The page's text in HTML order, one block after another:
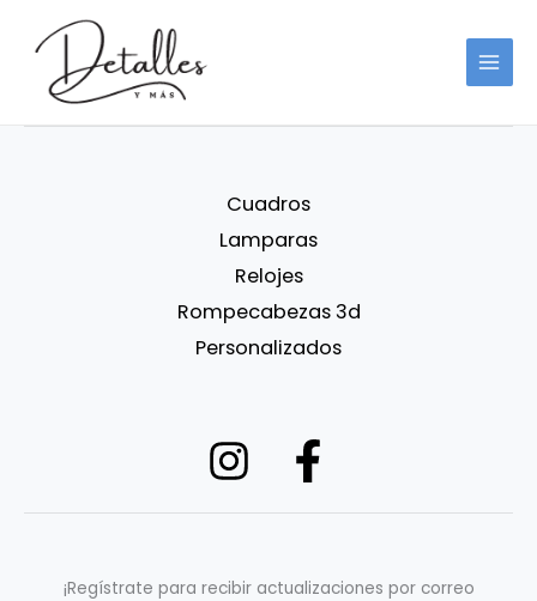
contenido
contenido
Cuadros
Lamparas
Relojes
Rompecabezas 3d
Personalizados
¡Regístrate para recibir actualizaciones por correo